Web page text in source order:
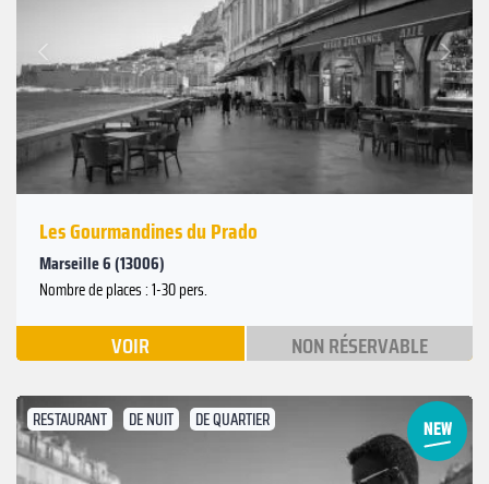
Précédent
Suivant
Les Gourmandines du Prado
Marseille 6 (13006)
Nombre de places : 1-30 pers.
VOIR NON RÉSERVABLE
RESTAURANT DE NUIT DE QUARTIER